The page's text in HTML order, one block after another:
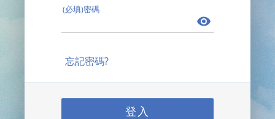
(必填)密碼
忘記密碼?
登入